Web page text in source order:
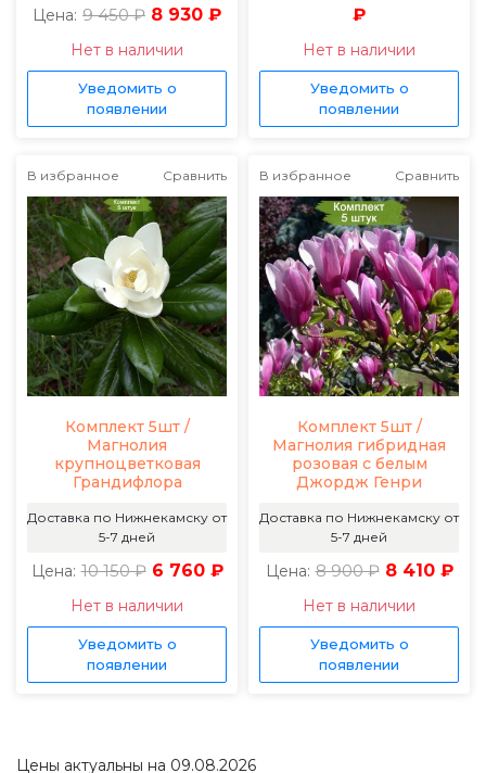
Цена: 9 450 ₽ 8 930 ₽
Нет в наличии
Уведомить о
появлении
₽
Нет в наличии
Уведомить о
появлении
В избранное Сравнить
Комплект 5шт /
Магнолия
крупноцветковая
Грандифлора
Доставка по Нижнекамску от
5-7 дней
Цена: 10 150 ₽ 6 760 ₽
Нет в наличии
Уведомить о
появлении
В избранное Сравнить
Комплект 5шт /
Магнолия гибридная
розовая с белым
Джордж Генри
Доставка по Нижнекамску от
5-7 дней
Цена: 8 900 ₽ 8 410 ₽
Нет в наличии
Уведомить о
появлении
Цены актуальны на 09.08.2026